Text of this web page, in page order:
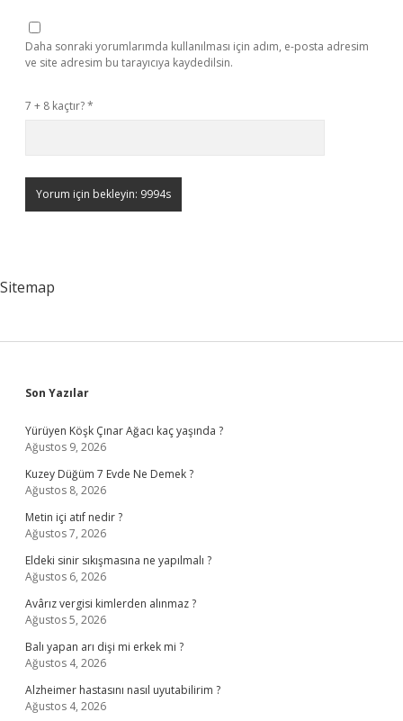
Daha sonraki yorumlarımda kullanılması için adım, e-posta adresim
ve site adresim bu tarayıcıya kaydedilsin.
7 + 8 kaçtır?*
Sitemap
Sidebar
Son Yazılar
Yürüyen Köşk Çınar Ağacı kaç yaşında ?
Ağustos 9, 2026
Kuzey Düğüm 7 Evde Ne Demek ?
Ağustos 8, 2026
Metin içi atıf nedir ?
Ağustos 7, 2026
Eldeki sinir sıkışmasına ne yapılmalı ?
Ağustos 6, 2026
Avârız vergisi kimlerden alınmaz ?
Ağustos 5, 2026
Balı yapan arı dişi mi erkek mi ?
Ağustos 4, 2026
Alzheimer hastasını nasıl uyutabilirim ?
Ağustos 4, 2026